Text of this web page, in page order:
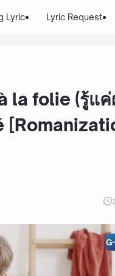
Lyric Lyric Request
la folie (รู้แ